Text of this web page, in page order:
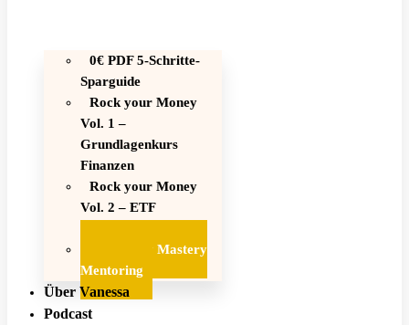
0€ PDF 5-Schritte-
Sparguide
Rock your Money
Vol. 1 –
Grundlagenkurs
Finanzen
Rock your Money
Vol. 2 – ETF
1:1 Money Mastery
Mentoring
Über Vanessa
Podcast